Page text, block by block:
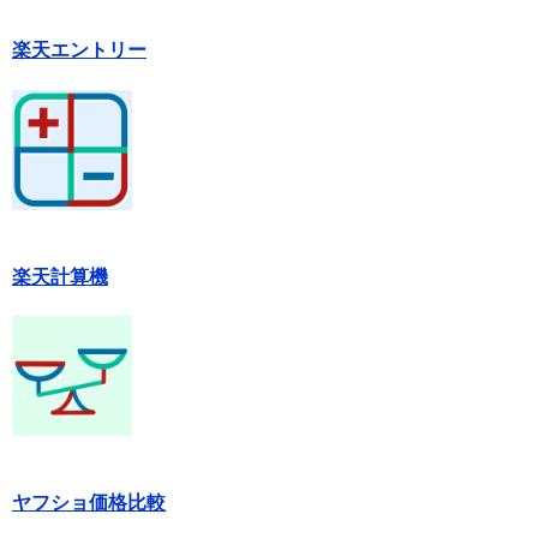
楽天エントリー
楽天計算機
ヤフショ価格比較